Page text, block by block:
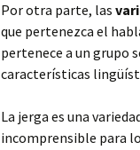
Por otra parte, las
que pertenezca el
pertenece a un grupo
características
La jerga es una
incomprensible para